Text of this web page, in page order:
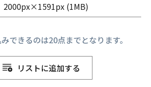
2000px×1591px (1MB)
できるのは20点までとなります。
リストに追加する